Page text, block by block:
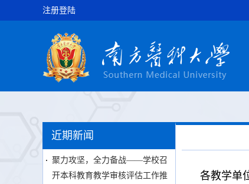
注册登陆
近期新闻
聚力攻坚，全力备战——学校召
开本科教育教学审核评估工作推
各教学单